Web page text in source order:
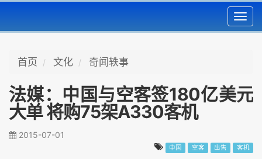
首页 文化 奇闻轶事
法媒：中国与空客签180亿美元
大单 将购75架A330客机
2015-07-01
中国 空客 出售 客机